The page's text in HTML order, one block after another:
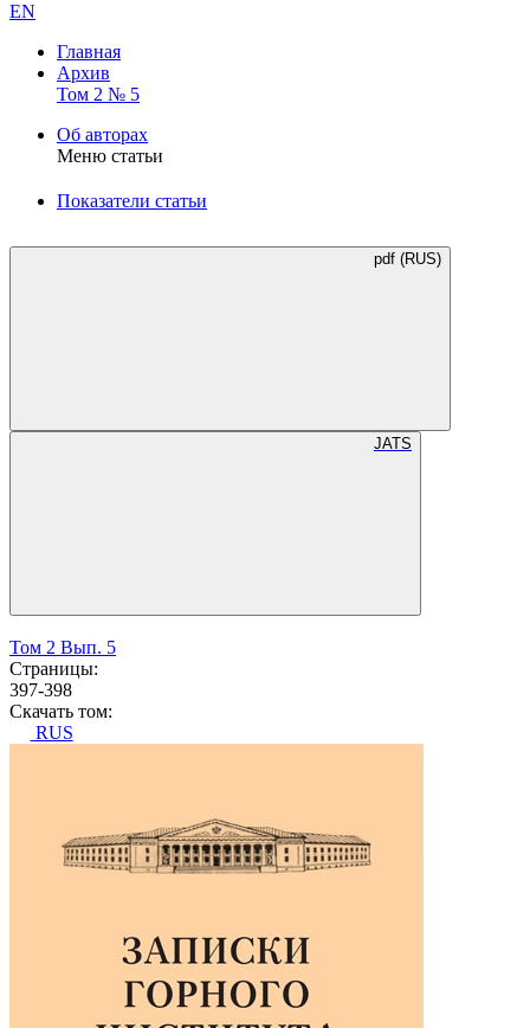
EN
Главная
Архив
Том 2 № 5
Об авторах
Меню статьи
Показатели статьи
pdf (RUS)
JATS
Том 2 Вып. 5
Страницы:
397-398
Скачать том:
RUS